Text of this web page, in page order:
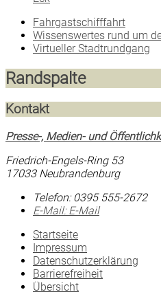
Fahrgastschifffahrt
Wissenswertes rund um
Virtueller Stadtrundgang
Randspalte
Kontakt
Presse-, Medien- und
Friedrich-Engels-Ring 53
17033 Neubrandenburg
Telefon:0395 555-2672
E-Mail: E-Mail
Startseite
Impressum
Datenschutzerklärung
Barrierefreiheit
Übersicht